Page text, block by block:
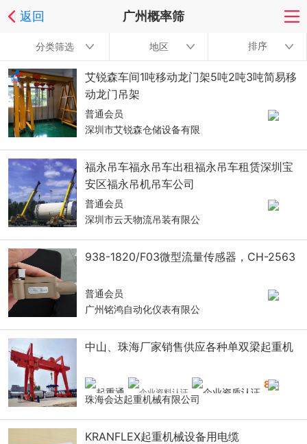
返回 广州概率筛
分类筛选 地区 排序
艾锐森车间1吨移动龙门架5吨2吨3吨简易移
动龙门吊架
普通会员
深圳市艾锐森仓储设备有限
福永吊车福永吊车出租福永吊车租赁深圳宝
安区福永吊机吊车公司
普通会员
深圳市云天物流吊装有限公
938-1820/F03微型流量传感器，CH-2563
普通会员
广州铭鸿自动化仪表有限公
中山、珠海厂家销售供应各种单双梁起重机
8年
珠海会达起重机械有限公司
KRANFLEX起重机械设备用电缆